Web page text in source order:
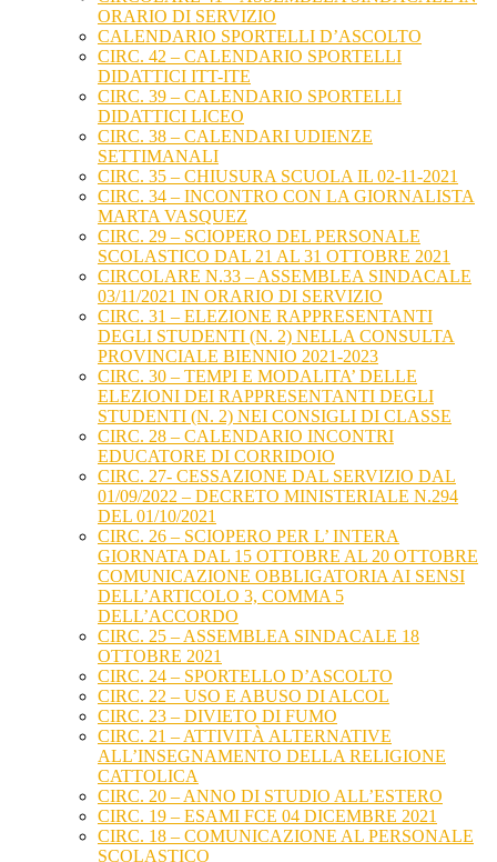
ORARIO DI SERVIZIO
CALENDARIO SPORTELLI D’ASCOLTO
CIRC. 42 – CALENDARIO SPORTELLI
DIDATTICI ITT-ITE
CIRC. 39 – CALENDARIO SPORTELLI
DIDATTICI LICEO
CIRC. 38 – CALENDARI UDIENZE
SETTIMANALI
CIRC. 35 – CHIUSURA SCUOLA IL 02-11-2021
CIRC. 34 – INCONTRO CON LA GIORNALISTA
MARTA VASQUEZ
CIRC. 29 – SCIOPERO DEL PERSONALE
SCOLASTICO DAL 21 AL 31 OTTOBRE 2021
CIRCOLARE N.33 – ASSEMBLEA SINDACALE
03/11/2021 IN ORARIO DI SERVIZIO
CIRC. 31 – ELEZIONE RAPPRESENTANTI
DEGLI STUDENTI (N. 2) NELLA CONSULTA
PROVINCIALE BIENNIO 2021-2023
CIRC. 30 – TEMPI E MODALITA’ DELLE
ELEZIONI DEI RAPPRESENTANTI DEGLI
STUDENTI (N. 2) NEI CONSIGLI DI CLASSE
CIRC. 28 – CALENDARIO INCONTRI
EDUCATORE DI CORRIDOIO
CIRC. 27- CESSAZIONE DAL SERVIZIO DAL
01/09/2022 – DECRETO MINISTERIALE N.294
DEL 01/10/2021
CIRC. 26 – SCIOPERO PER L’ INTERA
GIORNATA DAL 15 OTTOBRE AL 20 OTTOBRE
COMUNICAZIONE OBBLIGATORIA AI SENSI
DELL’ARTICOLO 3, COMMA 5
DELL’ACCORDO
CIRC. 25 – ASSEMBLEA SINDACALE 18
OTTOBRE 2021
CIRC. 24 – SPORTELLO D’ASCOLTO
CIRC. 22 – USO E ABUSO DI ALCOL
CIRC. 23 – DIVIETO DI FUMO
CIRC. 21 – ATTIVITÀ ALTERNATIVE
ALL’INSEGNAMENTO DELLA RELIGIONE
CATTOLICA
CIRC. 20 – ANNO DI STUDIO ALL’ESTERO
CIRC. 19 – ESAMI FCE 04 DICEMBRE 2021
CIRC. 18 – COMUNICAZIONE AL PERSONALE
SCOLASTICO